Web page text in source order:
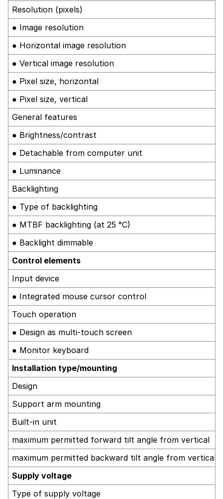
Resolution (pixels)
● Image resolution
● Horizontal image resolution
● Vertical image resolution
● Pixel size, horizontal
● Pixel size, vertical
General features
● Brightness/contrast
● Detachable from computer unit
● Luminance
Backlighting
● Type of backlighting
● MTBF backlighting (at 25 °C)
● Backlight dimmable
Control elements
Input device
● Integrated mouse cursor control
Touch operation
● Design as multi-touch screen
● Monitor keyboard
Installation type/mounting
Design
Support arm mounting
Built-in unit
maximum permitted forward tilt angle from vertical
maximum permitted backward tilt angle from vertical
Supply voltage
Type of supply voltage